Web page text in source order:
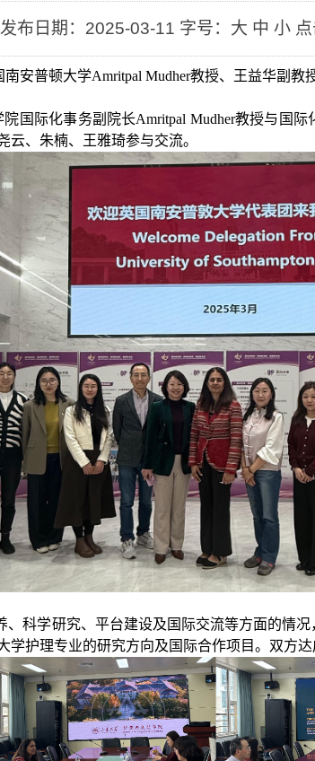
发布日期：2025-03-11 字号：大 中 小
南安普顿大学Amritpal Mudher教授、王益华副教
国际化事务副院长Amritpal Mudher教授与国
云、朱楠、王雅琦参与交流。
科学研究、平台建设及国际交流等方面的情
护理专业的研究方向及国际合作项目。双方